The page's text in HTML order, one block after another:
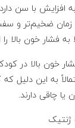
افزایش با سن
ضخیم‌تر و
به فشار خون بالا
خون بالا در
به این دلیل که
یا چاقی دارند.
ژنتیک